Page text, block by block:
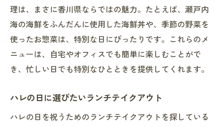
理は、まさに香川県ならではの魅力。たとえば、瀬戸内
海の海鮮をふんだんに使用した海鮮丼や、季節の野菜を
使ったお惣菜は、特別な日にぴったりです。これらのメ
ニューは、自宅やオフィスでも簡単に楽しむことがで
き、忙しい日でも特別なひとときを提供してくれます。
ハレの日に選びたいランチテイクアウト
ハレの日を祝うためのランチテイクアウトを探している